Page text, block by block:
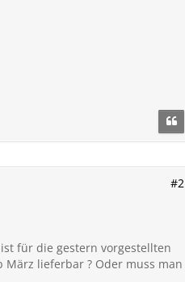
#2
für die gestern vorgestellten
lieferbar ? Oder muss man